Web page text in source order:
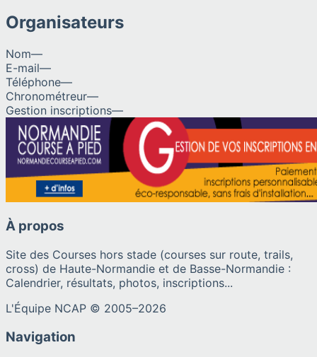
Organisateurs
Nom—
E-mail—
Téléphone—
Chronométreur—
Gestion inscriptions—
À propos
Site des Courses hors stade (courses sur route, trails,
cross) de Haute-Normandie et de Basse-Normandie :
Calendrier, résultats, photos, inscriptions...
L'Équipe NCAP © 2005–2026
Navigation